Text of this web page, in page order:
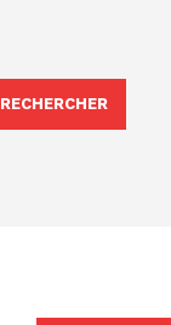
RECHERCHER